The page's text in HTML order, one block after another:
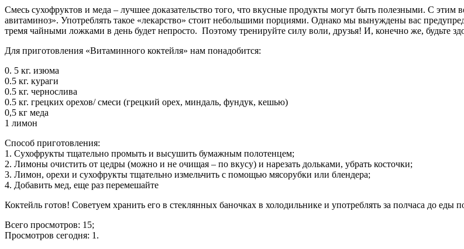
Смесь сухофруктов и меда – лучшее доказательство того, что вкусные продукты могут быть полезными. С
авитаминоз». Употреблять такое «лекарство» стоит небольшими порциями. Однако мы вынуждены вас
тремя чайными ложками в день будет непросто. Поэтому тренируйте силу воли, друзья! И, конечно же, будьте
Для приготовления «Витаминного коктейля» нам понадобится:
0. 5 кг. изюма
0.5 кг. кураги
0.5 кг. чернослива
0.5 кг. грецких орехов/ смеси (грецкий орех, миндаль, фундук, кешью)
0,5 кг меда
1 лимон
Способ приготовления:
1. Сухофрукты тщательно промыть и высушить бумажным полотенцем;
2. Лимоны очистить от цедры (можно и не очищая – по вкусу) и нарезать дольками, убрать косточки;
3. Лимон, орехи и сухофрукты тщательно измельчить с помощью мясорубки или блендера;
4. Добавить мед, еще раз перемешайте
Коктейль готов! Советуем хранить его в стеклянных баночках в холодильнике и употреблять за полчаса до еды
Всего просмотров: 15;
Просмотров сегодня: 1.